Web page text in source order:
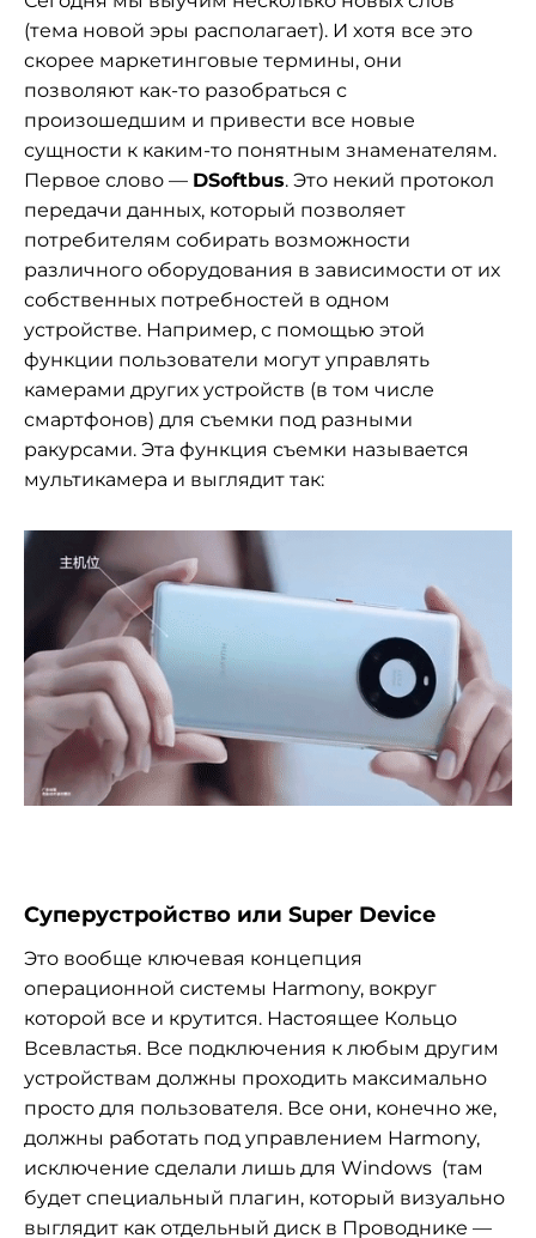
(тема новой эры располагает). И хотя все это
скорее маркетинговые термины, они
позволяют как-то разобраться с
произошедшим и привести все новые
сущности к каким-то понятным знаменателям.
Первое слово — DSoftbus. Это некий протокол
передачи данных, который позволяет
потребителям собирать возможности
различного оборудования в зависимости от их
собственных потребностей в одном
устройстве. Например, с помощью этой
функции пользователи могут управлять
камерами других устройств (в том числе
смартфонов) для съемки под разными
ракурсами. Эта функция съемки называется
мультикамера и выглядит так:
Суперустройство или Super Device
Это вообще ключевая концепция
операционной системы Harmony, вокруг
которой все и крутится. Настоящее Кольцо
Всевластья. Все подключения к любым другим
устройствам должны проходить максимально
просто для пользователя. Все они, конечно же,
должны работать под управлением Harmony,
исключение сделали лишь для Windows (там
будет специальный плагин, который визуально
выглядит как отдельный диск в Проводнике —